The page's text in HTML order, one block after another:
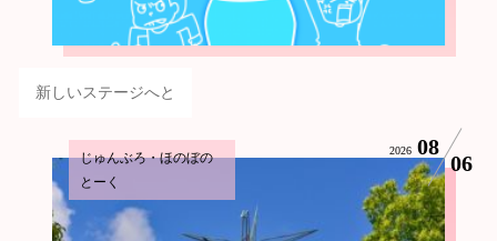
新しいステージへと
じゅんぶろ・ほのぼの
とーく
2026 08
06